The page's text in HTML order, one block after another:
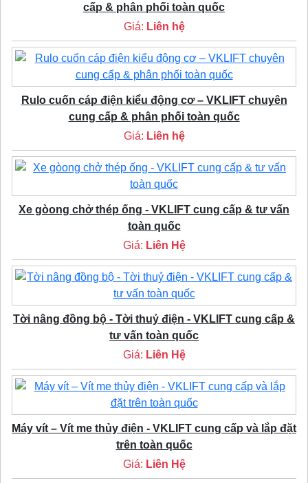
cấp & phân phối toàn quốc
Giá: Liên hệ
Rulo cuốn cáp điện kiểu động cơ – VKLIFT chuyên
cung cấp & phân phối toàn quốc
Giá: Liên hệ
Xe gòong chở thép ống - VKLIFT cung cấp & tư vấn
toàn quốc
Giá: Liên Hệ
Tời nâng đồng bộ - Tời thuỷ điện - VKLIFT cung cấp &
tư vấn toàn quốc
Giá: Liên Hệ
Máy vít – Vít me thủy điện - VKLIFT cung cấp và lắp đặt
trên toàn quốc
Giá: Liên Hệ